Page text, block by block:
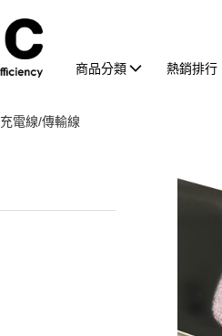
商品分類 熱銷排行
充電線/傳輸線